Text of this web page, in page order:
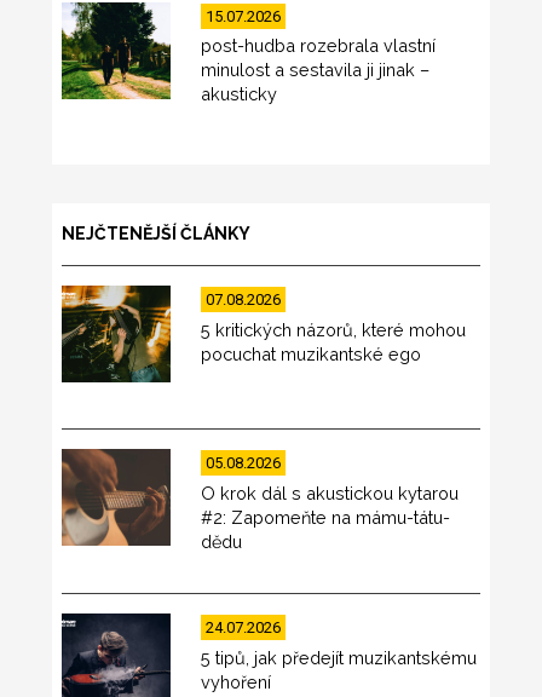
15.07.2026
post-hudba rozebrala vlastní
minulost a sestavila ji jinak –
akusticky
NEJČTENĚJŠÍ ČLÁNKY
07.08.2026
5 kritických názorů, které mohou
pocuchat muzikantské ego
05.08.2026
O krok dál s akustickou kytarou
#2: Zapomeňte na mámu-tátu-
dědu
24.07.2026
5 tipů, jak předejít muzikantskému
vyhoření